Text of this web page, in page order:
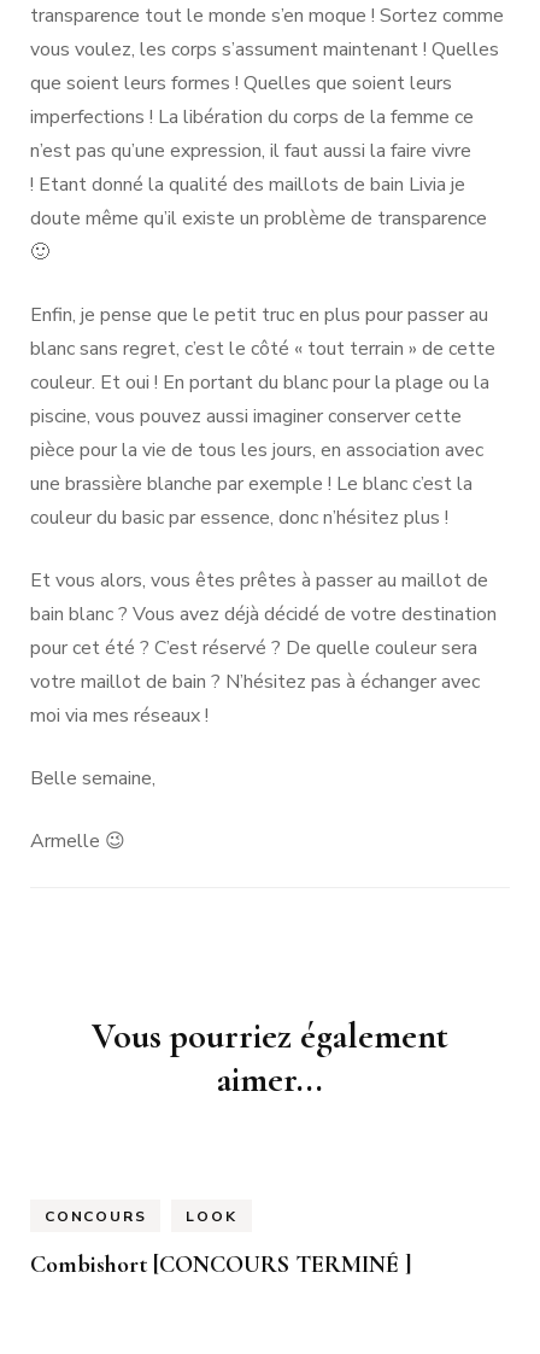
transparence tout le monde s’en moque ! Sortez comme
vous voulez, les corps s’assument maintenant ! Quelles
que soient leurs formes ! Quelles que soient leurs
imperfections ! La libération du corps de la femme ce
n’est pas qu’une expression, il faut aussi la faire vivre
! Etant donné la qualité des maillots de bain Livia je
doute même qu’il existe un problème de transparence
🙂
Enfin, je pense que le petit truc en plus pour passer au
blanc sans regret, c’est le côté « tout terrain » de cette
couleur. Et oui ! En portant du blanc pour la plage ou la
piscine, vous pouvez aussi imaginer conserver cette
pièce pour la vie de tous les jours, en association avec
une brassière blanche par exemple ! Le blanc c’est la
couleur du basic par essence, donc n’hésitez plus !
Et vous alors, vous êtes prêtes à passer au maillot de
bain blanc ? Vous avez déjà décidé de votre destination
pour cet été ? C’est réservé ? De quelle couleur sera
votre maillot de bain ? N’hésitez pas à échanger avec
moi via mes réseaux !
Belle semaine,
Armelle 😉
Navigation
Vous pourriez également
aimer...
CONCOURS LOOK
Combishort [CONCOURS TERMINÉ ]